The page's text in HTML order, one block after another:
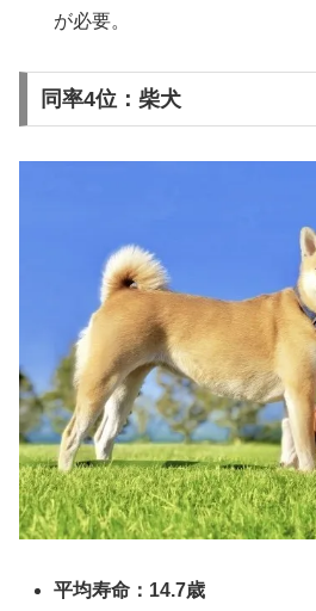
が必要。
同率4位：柴犬
平均寿命：14.7歳